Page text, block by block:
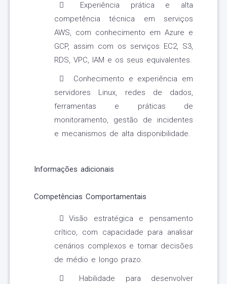
Experiência prática e alta
competência técnica em serviços
AWS, com conhecimento em Azure e
GCP, assim com os serviços EC2, S3,
RDS, VPC, IAM e os seus equivalentes.
Conhecimento e experiência em
servidores Linux, redes de dados,
ferramentas e práticas de
monitoramento, gestão de incidentes
e mecanismos de alta disponibilidade.
Informações adicionais
Competências Comportamentais
Visão estratégica e pensamento
crítico, com capacidade para analisar
cenários complexos e tomar decisões
de médio e longo prazo.
Habilidade para desenvolver